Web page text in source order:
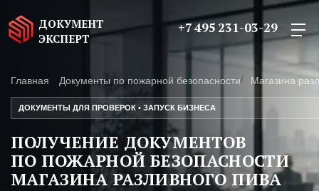
ДОКУМЕНТ
ЭКСПЕРТ
+7 495 231-03-29
Главная Документы по пожарной безопасности Магазина
ДОКУМЕНТЫ ДЛЯ ПРОВЕРОК • ЗАПУСК БИЗНЕСА
ПОЛУЧЕНИЕ ДОКУМЕНТОВ
ПО ПОЖАРНОЙ БЕЗОПАСНОСТИ
МАГАЗИНА РАЗЛИВНОГО ПИВА